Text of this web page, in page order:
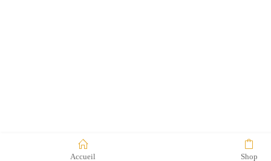
Accueil Shop